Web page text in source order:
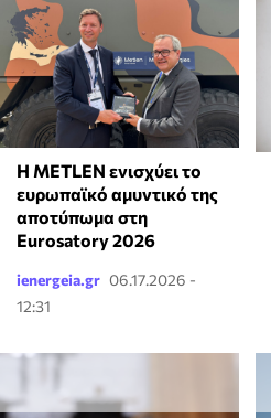
Η METLEN ενισχύει το
ευρωπαϊκό αμυντικό της
αποτύπωμα στη
Eurosatory 2026
ienergeia.gr 06.17.2026 -
12:31